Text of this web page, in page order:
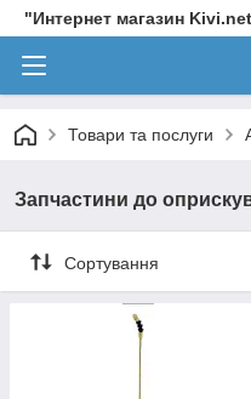
"Интернет магазин
Товари та послуги
Запчастини до
Сортування